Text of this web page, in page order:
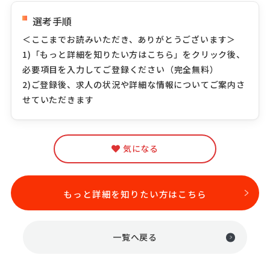
選考手順
＜ここまでお読みいただき、ありがとうございます＞
1)「もっと詳細を知りたい方はこちら」をクリック後、
必要項目を入力してご登録ください（完全無料）
2)ご登録後、求人の状況や詳細な情報についてご案内さ
せていただきます
気になる
もっと詳細を知りたい方はこちら
一覧へ戻る